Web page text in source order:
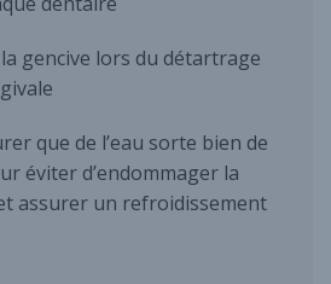
gencive lors du détartrage
que de l’eau sorte bien de
éviter d’endommager la
assurer un refroidissement